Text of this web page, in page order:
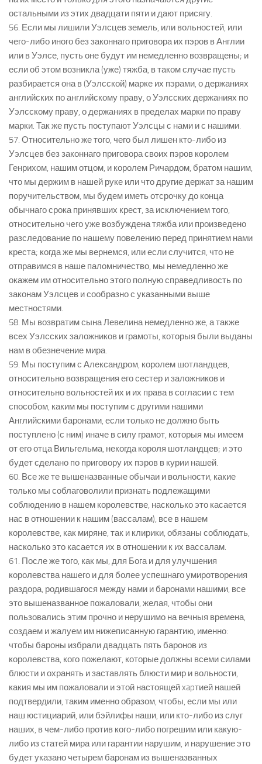
остальными из этих двадцати пяти и дают присягу.
56. Если мы лишили Уэлсцев земель, или вольностей, или
чего-либо иного без законнаго приговора их пэров в Англии
или в Уэлсе, пусть оне будут им немедленно возвращены; и
если об этом возникла (уже) тяжба, в таком случае пусть
разбирается она в (Уэлсской) марке их пэрами, о держаниях
английских по английскому праву, о Уэлсских держаниях по
Уэлсскому праву, о держаниях в пределах марки по праву
марки. Так же пусть поступают Уэлсцы с нами и с нашими.
57. Относительно же того, чего был лишен кто-либо из
Уэлсцев без законнаго приговора своих пэров королем
Генрихом, нашим отцом, и королем Ричардом, братом нашим,
что мы держим в нашей руке или что другие держат за нашим
поручительством, мы будем иметь отсрочку до конца
обычнаго срока принявших крест, за исключением того,
относительно чего уже возбуждена тяжба или произведено
разследование по нашему повелению перед принятием нами
креста; когда же мы вернемся, или если случится, что не
отправимся в наше паломничество, мы немедленно же
окажем им относительно этого полную справедливость по
законам Уэлсцев и сообразно с указанными выше
местностями.
58. Мы возвратим сына Левелина немедленно же, а также
всех Уэлсских заложников и грамоты, которыя были выданы
нам в обезнечение мира.
59. Мы поступим с Александром, королем шотландцев,
относительно возвращения его сестер и заложников и
относительно вольностей их и их права в согласии с тем
способом, каким мы поступим с другими нашими
Английскими баронами, если только не должно быть
поступлено (с ним) иначе в силу грамот, которыя мы имеем
от его отца Вильгельма, некогда короля шотландцев; и это
будет сделано по приговору их пэров в курии нашей.
60. Все же те вышеназванные обычаи и вольности, какие
только мы соблаговолили признать подлежащими
соблюдению в нашем королевстве, насколько это касается
нас в отношении к нашим (вассалам), все в нашем
королевстве, как миряне, так и клирики, обязаны соблюдать,
насколько это касается их в отношении к их вассалам.
61. После же того, как мы, для Бога и для улучшения
королевства нашего и для более успешнаго умиротворения
раздора, родившагося между нами и баронами нашими, все
это вышеназванное пожаловали, желая, чтобы они
пользовались этим прочно и нерушимо на вечныя времена,
создаем и жалуем им нижеписанную гарантию, именно:
чтобы бароны избрали двадцать пять баронов из
королевства, кого пожелают, которые должны всеми силами
блюсти и охранять и заставлять блюсти мир и вольности,
какия мы им пожаловали и этой настоящей xapтией нашей
подтвердили, таким именно образом, чтобы, если мы или
наш юстициарий, или бэйлифы наши, или кто-либо из слуг
наших, в чем-либо против кого-либо погрешим или какую-
либо из статей мира или гарантии нарушим, и нарушение это
будет указано четырем баронам из вышеназванных